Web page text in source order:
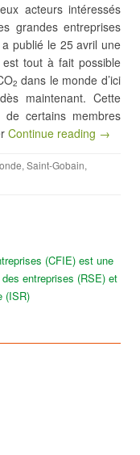
acteurs intéressés
grandes entreprises
publié le 25 avril une
est tout à fait possible
2 dans le monde d’ici
maintenant. Cette
certains membres
Continue reading →
, Saint-Gobain,
(CFIE) est une
entreprises (RSE) et
(ISR)